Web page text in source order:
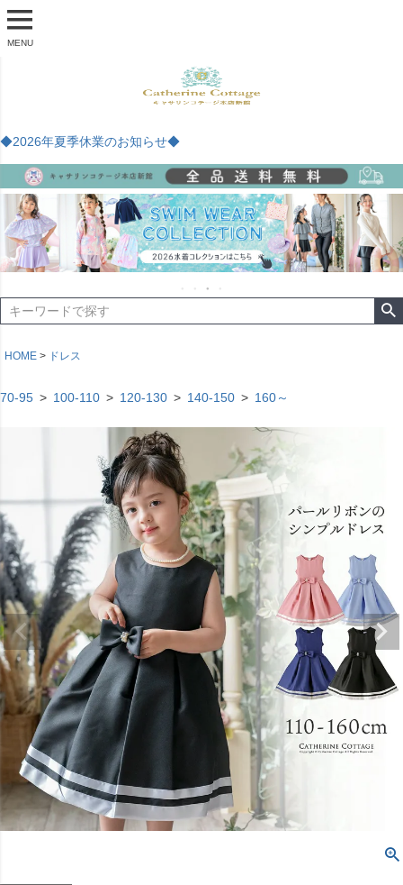
MENU
◆2026年夏季休業のお知らせ◆
HOME ドレス
70-95 100-110 120-130 140-150 160～